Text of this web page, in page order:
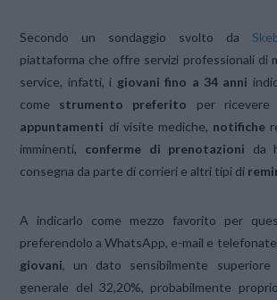
Secondo un sondaggio svolto da
piattaforma che offre servizi professionali di
service, infatti, i giovani fino a 34 anni
come strumento preferito per ricevere
appuntamenti di visite mediche, notifiche
imminenti, conferme di prenotazioni da
consegna da parte di corrieri e altri tipi di
A indicarlo come mezzo favorito per
preferendolo a WhatsApp, e-mail e
giovani, un dato sensibilmente
generale del 32,20%, probabilmente